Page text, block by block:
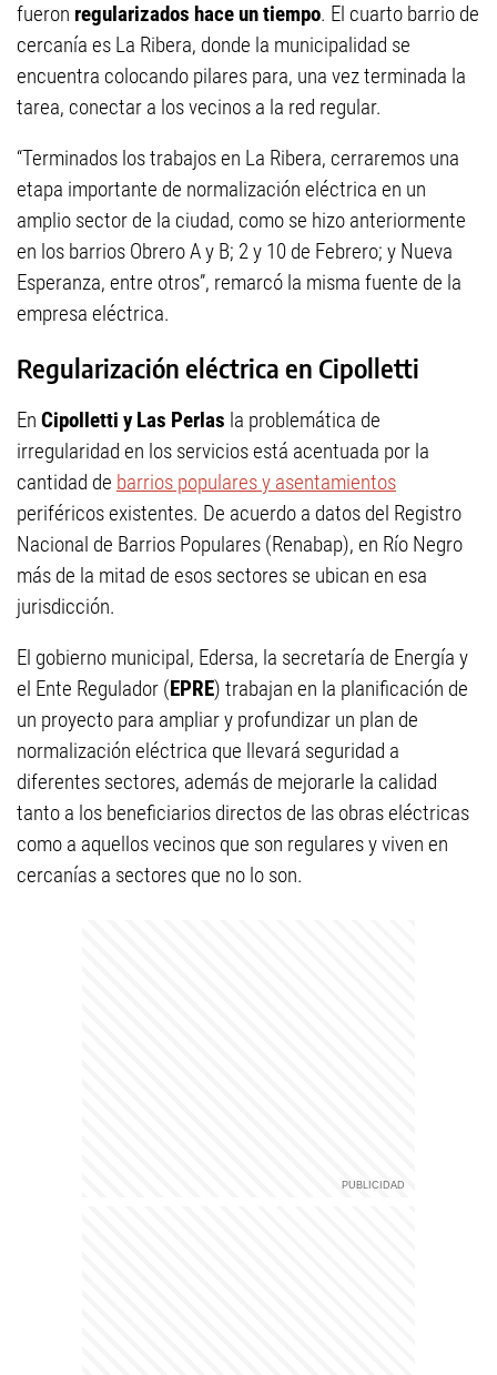
fueron regularizados hace un tiempo. El cuarto barrio de
cercanía es La Ribera, donde la municipalidad se
encuentra colocando pilares para, una vez terminada la
tarea, conectar a los vecinos a la red regular.
“Terminados los trabajos en La Ribera, cerraremos una
etapa importante de normalización eléctrica en un
amplio sector de la ciudad, como se hizo anteriormente
en los barrios Obrero A y B; 2 y 10 de Febrero; y Nueva
Esperanza, entre otros”, remarcó la misma fuente de la
empresa eléctrica.
Regularización eléctrica en Cipolletti
En Cipolletti y Las Perlas la problemática de
irregularidad en los servicios está acentuada por la
cantidad de barrios populares y asentamientos
periféricos existentes. De acuerdo a datos del Registro
Nacional de Barrios Populares (Renabap), en Río Negro
más de la mitad de esos sectores se ubican en esa
jurisdicción.
El gobierno municipal, Edersa, la secretaría de Energía y
el Ente Regulador (EPRE) trabajan en la planificación de
un proyecto para ampliar y profundizar un plan de
normalización eléctrica que llevará seguridad a
diferentes sectores, además de mejorarle la calidad
tanto a los beneficiarios directos de las obras eléctricas
como a aquellos vecinos que son regulares y viven en
cercanías a sectores que no lo son.